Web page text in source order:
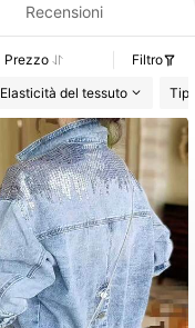
Recensioni
Prezzo
Filtro
Elasticità del tessuto